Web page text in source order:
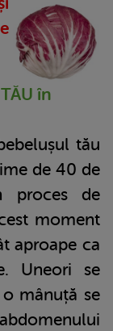
în
tău
de 40 de
proces de
moment
aproape ca
Uneori se
mânuță se